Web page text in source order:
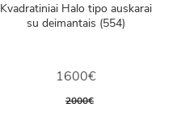
Kvadratiniai Halo tipo auskarai
su deimantais (554)
1600€
2000€